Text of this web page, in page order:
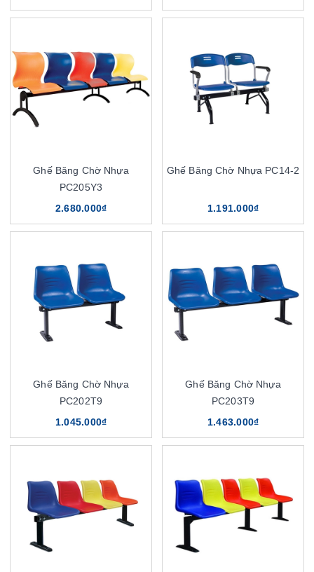
Ghế Băng Chờ Nhựa
PC205Y3
2.680.000₫
Ghế Băng Chờ Nhựa PC14-2
1.191.000₫
Ghế Băng Chờ Nhựa
PC202T9
1.045.000₫
Ghế Băng Chờ Nhựa
PC203T9
1.463.000₫